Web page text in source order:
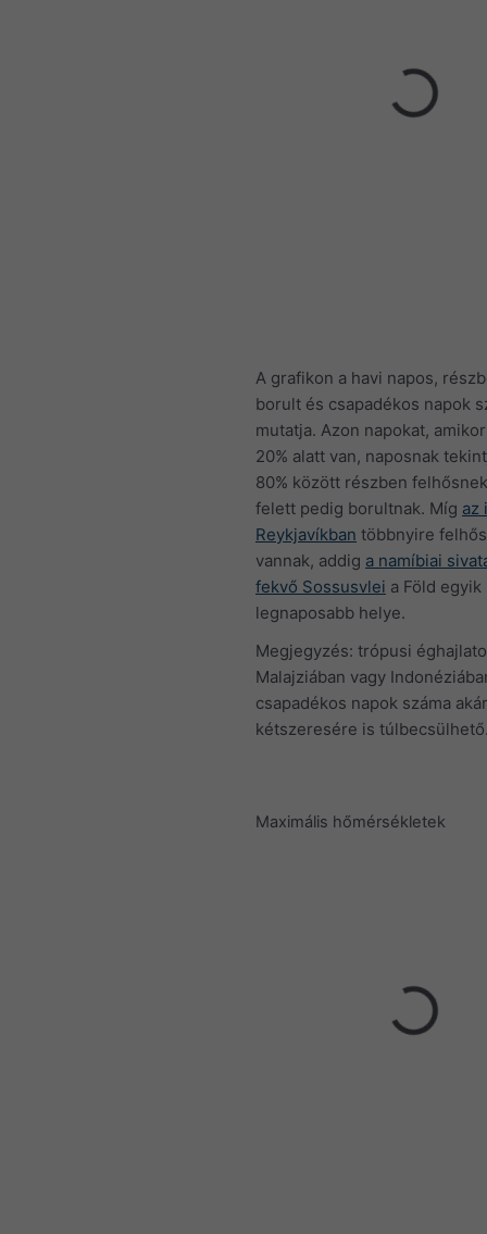
A grafikon a havi napos,
borult és csapadékos napok
mutatja. Azon napokat,
20% alatt van, naposnak
80% között részben
felett pedig borultnak. Míg az
Reykjavíkban többnyire
vannak, addig a namíbiai
fekvő Sossusvlei a Föld egyik
legnaposabb helye.
Megjegyzés: trópusi
Malajziában vagy
csapadékos napok száma akár
kétszeresére is
Maximális hőmérsékletek